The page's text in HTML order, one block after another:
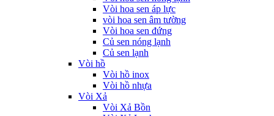
Vòi hoa sen áp lực
vòi hoa sen âm tường
Vòi hoa sen đứng
Củ sen nóng lạnh
Củ sen lạnh
Vòi hồ
Vòi hồ inox
Vòi hồ nhựa
Vòi Xả
Vòi Xả Bồn